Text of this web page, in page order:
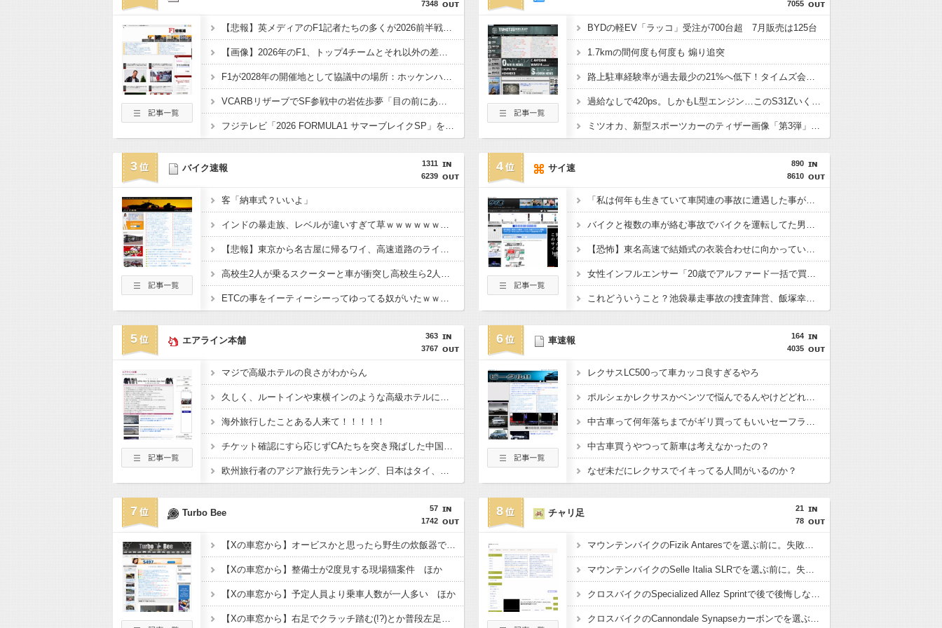
7348
【悲報】英メディアのF1記者たちの多くが2026前半戦を終えて鈴鹿とスパをワーストレースに挙げてしまう
【画像】2026年のF1、トップ4チームとそれ以外の差がガチでエグい
F1が2028年の開催地として協議中の場所：ホッケンハイム、タイ、南アフリカ、アルゼンチン、ルワンダ
VCARBリザーブでSF参戦中の岩佐歩夢「目の前にある大きな目標はやはりF1のレギュラーシート獲得」
フジテレビ「2026 FORMULA1 サマーブレイクSP」を明日（8月9日）から12日間毎日放送へ
7055
BYDの軽EV「ラッコ」受注が700台超 7月販売は125台
1.7kmの間何度も何度も 煽り追突
路上駐車経験率が過去最少の21%へ低下！タイムズ会員にアンケート
過給なしで420ps。しかもL型エンジン…このS31Zいくらかかってるんだ…
ミツオカ、新型スポーツカーのティザー画像「第3弾」を公開！
3
1311
6239
バイク速報
客「納車式？いいよ」
インドの暴走族、レベルが違いすぎて草ｗｗｗｗｗｗｗｗｗｗｗｗｗｗ
【悲報】東京から名古屋に帰るワイ、高速道路のライブカメラを見て絶望する
高校生2人が乗るスクーターと車が衝突し高校生ら2人が死傷、車の運転手を逮捕
ETCの事をイーティーシーってゆってる奴がいたｗｗｗｗｗｗｗ
4
890
8610
サイ速
「私は何年も生きていて車関連の事故に遭遇した事がありません、これが保険に入る必要がない答えです。任意保険入れ は押し付け」←大炎上でボコボコにｗｗｗｗｗｗｗｗｗｗｗ
バイクと複数の車が絡む事故でバイクを運転してた男性が死亡、轢き逃げの可能性も←事故現場の画像で一気に流れが変わる
【恐怖】東名高速で結婚式の衣装合わせに向かっていた夫婦の車に何度も何度も追突した60歳の男がヤバすぎる…こんなのに遭遇したらどうすればいいの？
女性インフルエンサー「20歳でアルファード一括で買えちゃう私って素敵」→画像にアレが写ってしまうｗｗｗｗｗｗｗｗ
これどういうこと？池袋暴走事故の捜査陣営、飯塚幸三受刑者を逮捕しなくていい理由を考えるために1000ページもの法解釈書を読んでた模様…自民議員からも圧力
5
363
3767
エアライン本舗
マジで高級ホテルの良さがわからん
久しく、ルートインや東横インのような高級ホテルに止まってない。快活で激安パンと納豆を食べてしまう
海外旅行したことある人来て！！！！！
チケット確認にすら応じずCAたちを突き飛ばした中国人22人を搭乗拒否 タイ
欧州旅行者のアジア旅行先ランキング、日本はタイ、インドネシアに次いで3位ランクイン アゴダ調べ
6
164
4035
車速報
レクサスLC500って車カッコ良すぎるやろ
ポルシェかレクサスかベンツで悩んでるんやけどどれがいいと思う？
中古車って何年落ちまでがギリ買ってもいいセーフライン？
中古車買うやつって新車は考えなかったの？
なぜ未だにレクサスでイキってる人間がいるのか？
7
57
1742
Turbo Bee
【Xの車窓から】オービスかと思ったら野生の炊飯器で草 ほか
【Xの車窓から】整備士が2度見する現場猫案件 ほか
【Xの車窓から】予定人員より乗車人数が一人多い ほか
【Xの車窓から】右足でクラッチ踏む(!?)とか普段左足で何してんのだしw ほか
8
21
78
チャリ足
マウンテンバイクのFizik Antaresでを選ぶ前に。失敗しやすい点と注意点
マウンテンバイクのSelle Italia SLRでを選ぶ前に。失敗しやすい点と注意点
クロスバイクのSpecialized Allez Sprintで後で後悔しないために。購入前の確認ポイント
クロスバイクのCannondale Synapseカーボンでを選ぶ前に。失敗しやすい点と注意点